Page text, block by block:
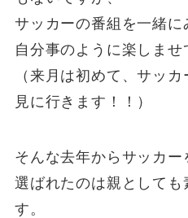
サッカーの番組を一緒に
自分事のように楽しませ
（来月は初めて、サッ
見に行きます！！）
そんな去年からサッカ
選ばれたのは親として
す。